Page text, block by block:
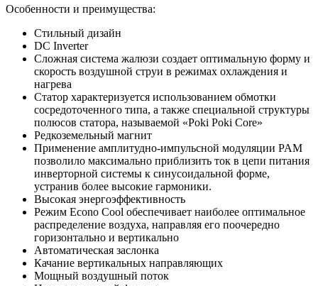
Особенности и преимущества:
Стильный дизайн
DC Inverter
Сложная система жалюзи создает оптимальную форму и
скорость воздушной струи в режимах охлаждения и
нагрева
Статор характеризуется использованием обмотки
сосредоточенного типа, а также специальной структуры
полюсов статора, называемой «Poki Poki Core»
Редкоземельный магнит
Применение амплитудно-импульсной модуляции PAM
позволило максимально приблизить ток в цепи питания
инверторной системы к синусоидальной форме,
устранив более высокие гармоники.
Высокая энергоэффективность
Режим Econo Cool обеспечивает наиболее оптимальное
распределение воздуха, направляя его поочередно
горизонтально и вертикально
Автоматическая заслонка
Качание вертикальных направляющих
Мощный воздушный поток